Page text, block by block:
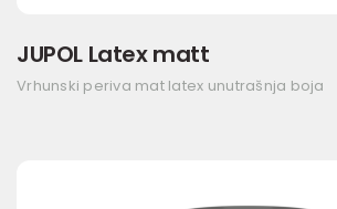
JUPOL Latex matt
Vrhunski periva mat latex unutrašnja boja